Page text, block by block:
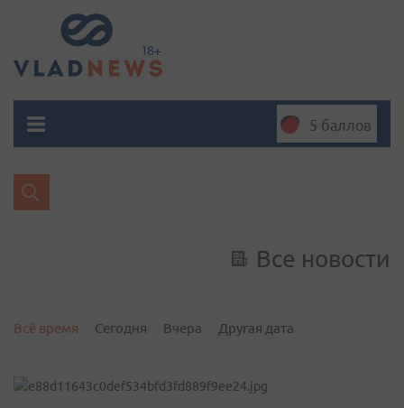
5 баллов
Все новости
Всё время Сегодня Вчера Другая дата